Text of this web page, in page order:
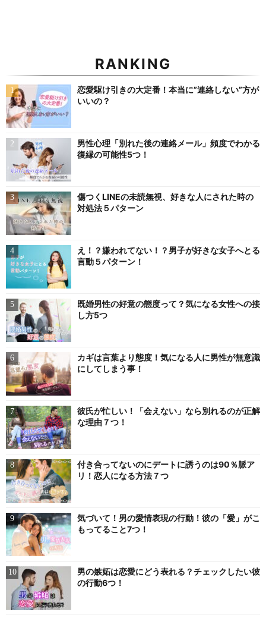
RANKING
恋愛駆け引きの大定番！本当に”連絡しない”方が
いいの？
男性心理「別れた後の連絡メール」頻度でわかる
復縁の可能性5つ！
傷つくLINEの未読無視、好きな人にされた時の
対処法５パターン
え！？嫌われてない！？男子が好きな女子へとる
言動５パターン！
既婚男性の好意の態度って？気になる女性への接
し方5つ
カギは言葉より態度！気になる人に男性が無意識
にしてしまう事！
彼氏が忙しい！「会えない」なら別れるのが正解
な理由７つ！
付き合ってないのにデートに誘うのは90％脈ア
リ！恋人になる方法７つ
気づいて！男の愛情表現の行動！彼の「愛」がこ
もってること7つ！
男の嫉妬は恋愛にどう表れる？チェックしたい彼
の行動6つ！